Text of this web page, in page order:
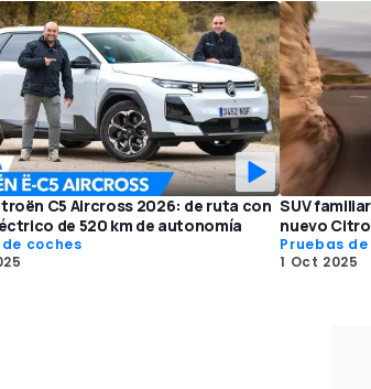
C5 Aircross 2026: de ruta con
de 520 km de autonomía
coches
SUV
nuevo
Pruebas
1 Oct 2025